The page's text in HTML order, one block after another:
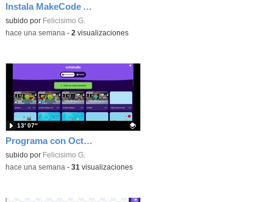
Instala MakeCode Arcade offline para programar grandes juegos sin necesidad de Internet
Contenido educativo.
subido por Felicisimo G.
-hace una semana - 2 visualizaciones
Programa con OctoStudio, un juego de disparos contra Zombies con un cargador basado en el House of the dead
Contenido educativo.
subido por Felicisimo G.
13′ 07″
-hace una semana - 31 visualizaciones